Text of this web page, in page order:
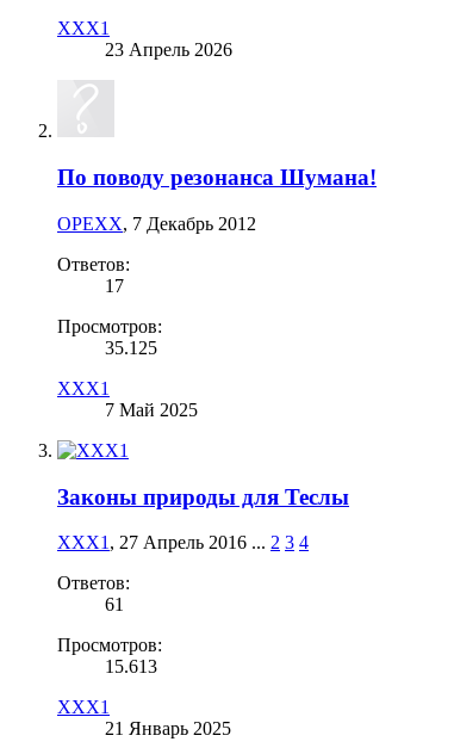
XXX1
23 Апрель 2026
По поводу резонанса Шумана!
OPEXX, 7 Декабрь 2012
Ответов:
17
Просмотров:
35.125
XXX1
7 Май 2025
Законы природы для Теслы
XXX1 , 27 Апрель 2016 ... 2 3 4
Ответов:
61
Просмотров:
15.613
XXX1
21 Январь 2025